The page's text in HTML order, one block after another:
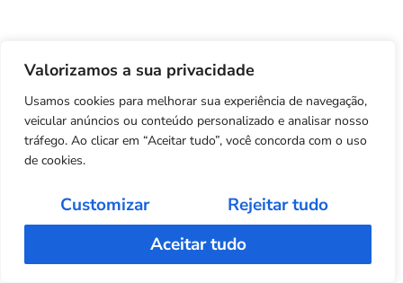
Valorizamos a sua privacidade
Usamos cookies para melhorar sua experiência de navegação,
veicular anúncios ou conteúdo personalizado e analisar nosso
tráfego. Ao clicar em “Aceitar tudo”, você concorda com o uso
de cookies.
Customizar
Rejeitar tudo
Aceitar tudo